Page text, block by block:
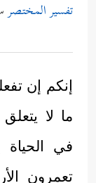
تفسير المختصر
إنكم إن
ما لا
في
تعمرون